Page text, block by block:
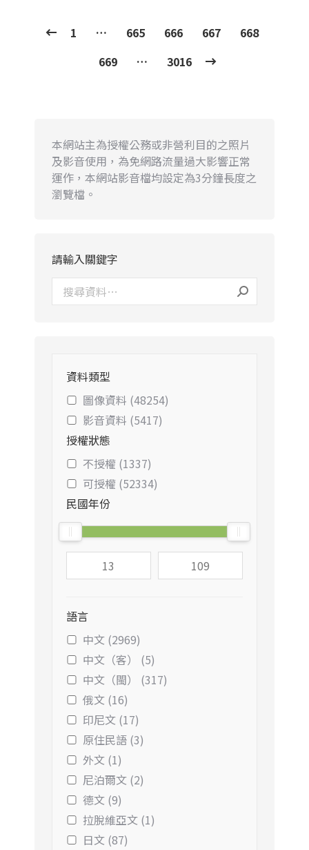
1 … 665 666 667
668
669
… 3016
本網站主為授權公務或非營利目的之照片
及影音使用，為免網路流量過大影響正常
運作，本網站影音檔均設定為3分鐘長度之
瀏覽檔。
請輸入關鍵字
資料類型
圖像資料 (48254)
影音資料 (5417)
授權狀態
不授權 (1337)
可授權 (52334)
民國年份
語言
中文 (2969)
中文（客） (5)
中文（閩） (317)
俄文 (16)
印尼文 (17)
原住民語 (3)
外文 (1)
尼泊爾文 (2)
德文 (9)
拉脫維亞文 (1)
日文 (87)